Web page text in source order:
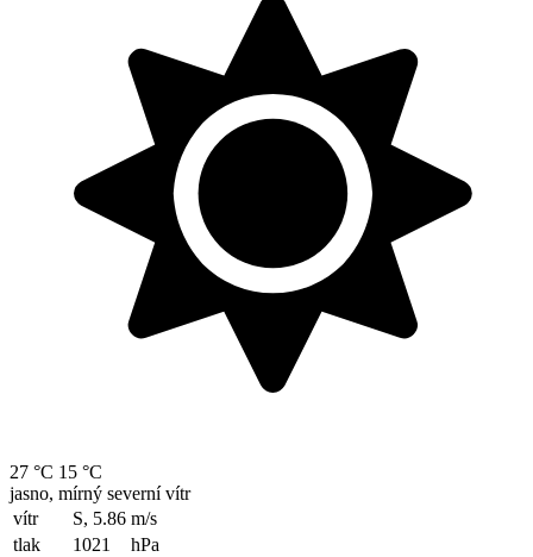
27 °C 15 °C
jasno, mírný severní vítr
vítr
S, 5.86 m/s
tlak
1021 hPa